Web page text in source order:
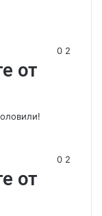
0 2
от
0 2
от